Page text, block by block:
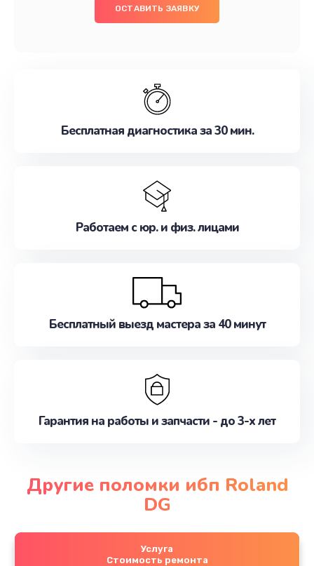
ОСТАВИТЬ ЗАЯВКУ
Бесплатная диагностика за 30 мин.
Работаем с юр. и физ. лицами
Бесплатный выезд мастера за 40 минут
Гарантия на работы и запчасти - до 3-х лет
Другие поломки ибп Roland
DG
Услуга
Стоимость ремонта